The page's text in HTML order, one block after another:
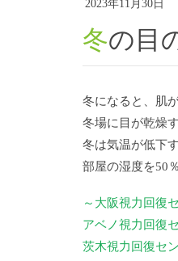
2023年11月30日
冬の
冬になると、肌
冬場に目が乾燥
冬は気温が低下
部屋の湿度を50
～大阪視力回復
アベノ視力回復
茨木視力回復セ